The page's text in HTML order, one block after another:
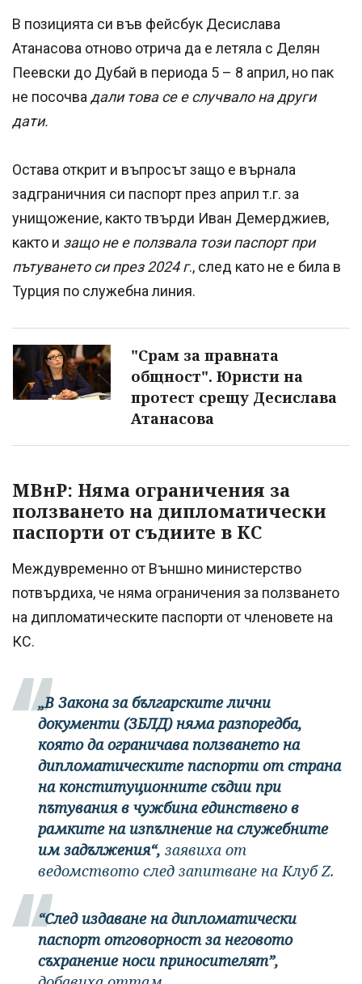
В позицията си във фейсбук Десислава
Атанасова отново отрича да е летяла с Делян
Пеевски до Дубай в периода 5 – 8 април, но пак
не посочва дали това се е случвало на други
дати.
Остава открит и въпросът защо е върнала
задграничния си паспорт през април т.г. за
унищожение, както твърди Иван Демерджиев,
както и защо не е ползвала този паспорт при
пътуването си през 2024 г., след като не е била в
Турция по служебна линия.
"Срам за правната
общност". Юристи на
протест срещу Десислава
Атанасова
МВнР: Няма ограничения за
ползването на дипломатически
паспорти от съдиите в КС
Междувременно от Външно министерство
потвърдиха, че няма ограничения за ползването
на дипломатическите паспорти от членовете на
КС.
„В Закона за българските лични
документи (ЗБЛД) няма разпоредба,
която да ограничава ползването на
дипломатическите паспорти от страна
на конституционните съдии при
пътувания в чужбина единствено в
рамките на изпълнение на служебните
им задължения“, заявиха от
ведомството след запитване на Клуб Z.
“След издаване на дипломатически
паспорт отговорност за неговото
съхранение носи приносителят”,